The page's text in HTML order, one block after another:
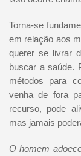
Torna-se
em relação aos
querer se livrar
buscar a saúde.
métodos para
venha de fora
recurso, pode
mas jamais
O homem